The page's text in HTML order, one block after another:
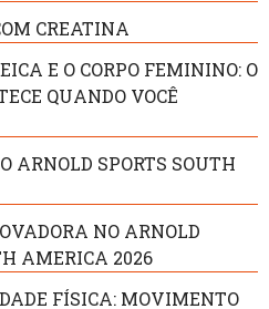
CREATINA
E O CORPO FEMININO: O
QUANDO VOCÊ
SPORTS SOUTH
NO ARNOLD
AMERICA 2026
FÍSICA: MOVIMENTO